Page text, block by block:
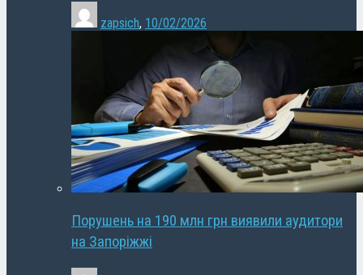
zapsich, 10/02/2026
Порушень на 190 млн грн виявили аудитори
на Запоріжжі